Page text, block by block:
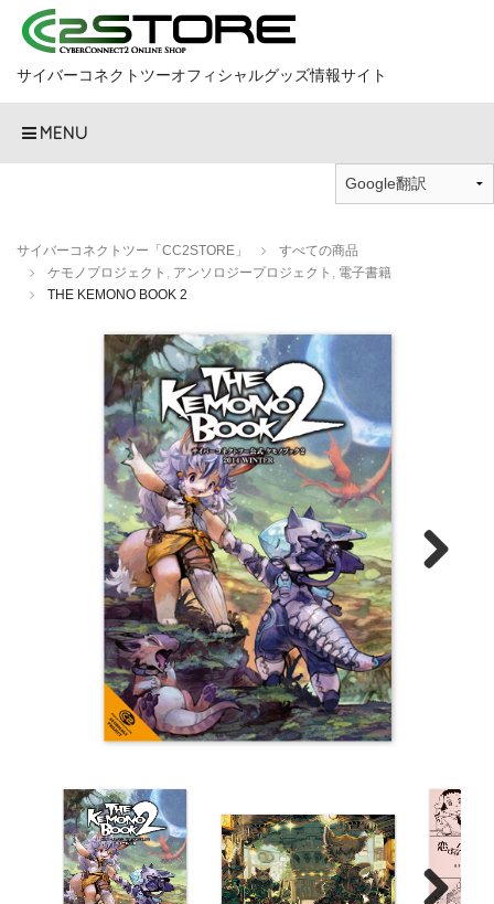
サイバーコネクトツーオフィシャルグッズ情報サイト
MENU
サイバーコネクトツー「CC2STORE」
すべての商品
ケモノプロジェクト , アンソロジープロジェクト , 電子書籍
THE KEMONO BOOK 2